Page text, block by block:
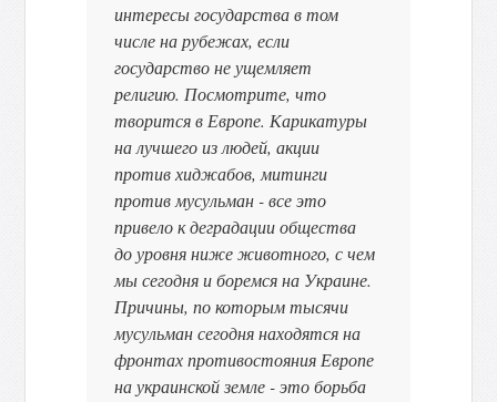
интересы государства в том
числе на рубежах, если
государство не ущемляет
религию. Посмотрите, что
творится в Европе. Карикатуры
на лучшего из людей, акции
против хиджабов, митинги
против мусульман - все это
привело к деградации общества
до уровня ниже животного, с чем
мы сегодня и боремся на Украине.
Причины, по которым тысячи
мусульман сегодня находятся на
фронтах противостояния Европе
на украинской земле - это борьба